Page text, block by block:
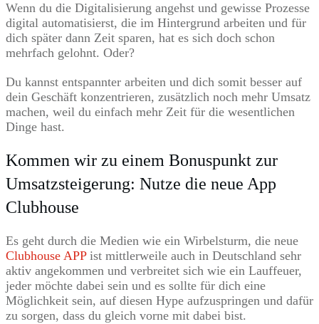
Wenn du die Digitalisierung angehst und gewisse Prozesse
digital automatisierst, die im Hintergrund arbeiten und für
dich später dann Zeit sparen, hat es sich doch schon
mehrfach gelohnt. Oder?
Du kannst entspannter arbeiten und dich somit besser auf
dein Geschäft konzentrieren, zusätzlich noch mehr Umsatz
machen, weil du einfach mehr Zeit für die wesentlichen
Dinge hast.
Kommen wir zu einem Bonuspunkt zur
Umsatzsteigerung: Nutze die neue App
Clubhouse
Es geht durch die Medien wie ein Wirbelsturm, die neue
Clubhouse APPist mittlerweile auch in Deutschland sehr
aktiv angekommen und verbreitet sich wie ein Lauffeuer,
jeder möchte dabei sein und es sollte für dich eine
Möglichkeit sein, auf diesen Hype aufzuspringen und dafür
zu sorgen, dass du gleich vorne mit dabei bist.